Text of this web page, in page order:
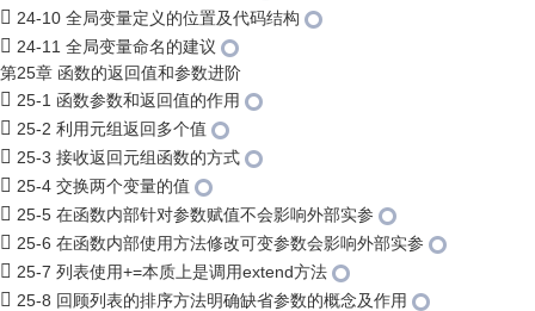
24-10 全局变量定义的位置及代码结构
24-11 全局变量命名的建议
第25章 函数的返回值和参数进阶
25-1 函数参数和返回值的作用
25-2 利用元组返回多个值
25-3 接收返回元组函数的方式
25-4 交换两个变量的值
25-5 在函数内部针对参数赋值不会影响外部实参
25-6 在函数内部使用方法修改可变参数会影响外部实参
25-7 列表使用+=本质上是调用extend方法
25-8 回顾列表的排序方法明确缺省参数的概念及作用